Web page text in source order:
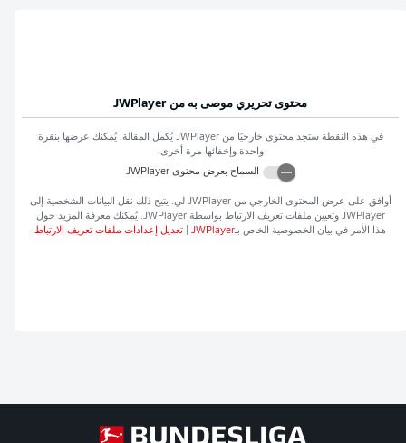
محتوى تحريري موصى به من JWPlayer
في هذه النقطة ستجد محتوى خارجيًا منJWPlayer يُكمل المقالة. يُمكنك عرضها بنقرة
واحدة وإخفائها مرة أخرى.
السماح بعرض محتوىJWPlayer
أوافق على عرض المحتوى الخارجي منJWPlayer لي. يتيح ذلك نقل البيانات الشخصية إلى
JWPlayer وتعيين ملفات تعريف الارتباط بواسطةJWPlayer. يُمكنك معرفة المزيد حول
هذا الأمر في بيان الخصوصية الخاص بـJWPlayer تعديل إعدادات ملفات تعريف الارتباط